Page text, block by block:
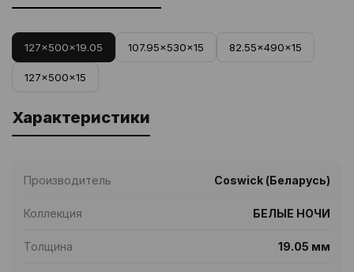
127x500x19.05 107.95x530x15 82.55x490x15
127x500x15
Характеристики
Производитель Coswick (Беларусь)
Коллекция БЕЛЫЕ НОЧИ
Толщина 19.05 мм